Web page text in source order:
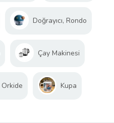
Doğrayıcı, Rondo
Çay Makinesi
Orkide Kupa